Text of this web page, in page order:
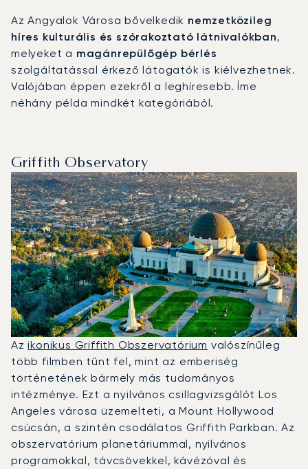
Az Angyalok Városa bővelkedik nemzetközileg
híres kulturális és szórakoztató látnivalókban,
melyeket a magánrepülőgép bérlés
szolgáltatással érkező látogatók is kiélvezhetnek.
Valójában éppen ezekről a leghíresebb. Íme
néhány példa mindkét kategóriából.
Griffith Observatory
Azikonikus Griffith Obszervatórium valószínűleg
több filmben tűnt fel, mint az emberiség
történetének bármely más tudományos
intézménye. Ezt a nyilvános csillagvizsgálót Los
Angeles városa üzemelteti, a Mount Hollywood
csúcsán, a szintén csodálatos Griffith Parkban. Az
obszervatórium planetáriummal, nyilvános
programokkal, távcsövekkel, kávézóval és